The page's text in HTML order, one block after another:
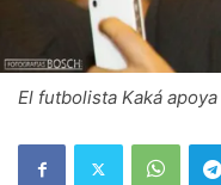
El futbolista Kaká